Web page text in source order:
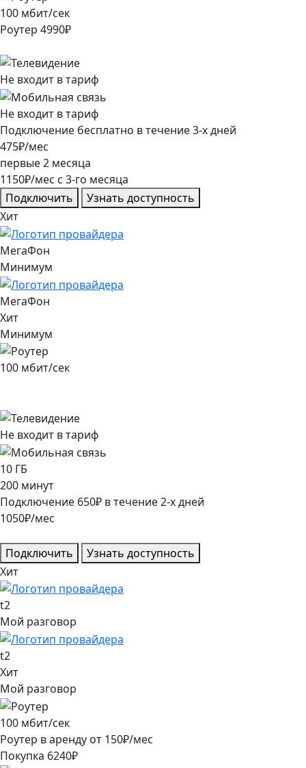
100 мбит/сек
Роутер 4990₽
Не входит в тариф
Не входит в тариф
Подключение бесплатно в течение3-х дней
475₽/мес
первые2 месяца
1150₽/мес c 3-го месяца
Подключить
Узнать доступность
Хит
МегаФон
Минимум
МегаФон
Хит
Минимум
100 мбит/сек
Не входит в тариф
10 ГБ
200 минут
Подключение 650₽ в течение2-х дней
1050₽/мес
Подключить
Узнать доступность
Хит
t2
Мой разговор
t2
Хит
Мой разговор
100 мбит/сек
Роутер в аренду от 150₽/мес
Покупка 6240₽